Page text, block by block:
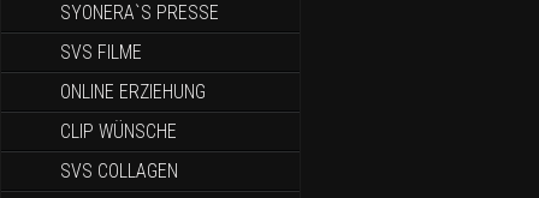
SYONERA`S PRESSE
SVS FILME
ONLINE ERZIEHUNG
CLIP WÜNSCHE
SVS COLLAGEN